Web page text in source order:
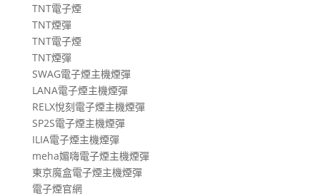
TNT電子煙
TNT煙彈
TNT電子煙
TNT煙彈
SWAG電子煙主機煙彈
LANA電子煙主機煙彈
RELX悅刻電子煙主機煙彈
SP2S電子煙主機煙彈
ILIA電子煙主機煙彈
meha媚嗨電子煙主機煙彈
東京魔盒電子煙主機煙彈
電子煙官網